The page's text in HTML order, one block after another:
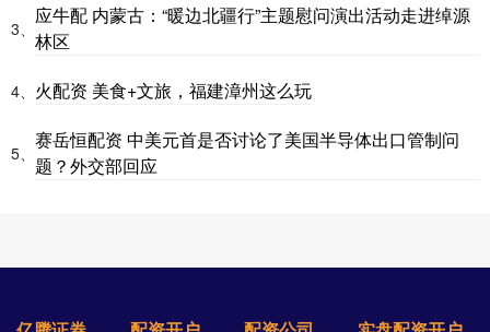
3、
应牛配 内蒙古：“暖边北疆行”主题慰问演出活动走进绰源
林区
4、 火配资 美食+文旅，福建漳州这么玩
5、
赛岳恒配资 中美元首是否讨论了美国半导体出口管制问
题？外交部回应